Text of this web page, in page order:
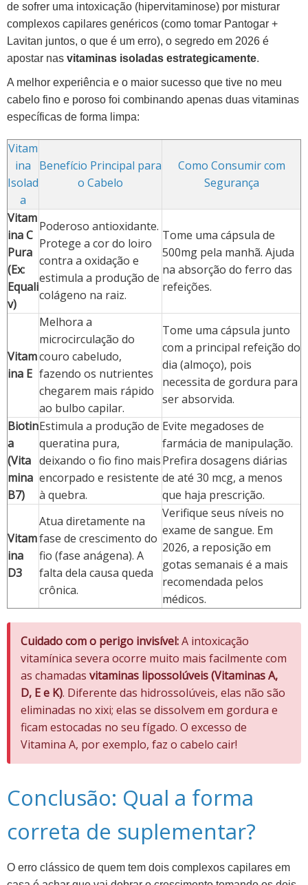
de sofrer uma intoxicação (hipervitaminose) por misturar
complexos capilares genéricos (como tomar Pantogar +
Lavitan juntos, o que é um erro), o segredo em 2026 é
apostar nas vitaminas isoladas estrategicamente.
A melhor experiência e o maior sucesso que tive no meu
cabelo fino e poroso foi combinando apenas duas vitaminas
específicas de forma limpa:
Vitam
ina
Isolad
a
Benefício Principal para
o Cabelo
Como Consumir com
Segurança
Vitam
ina C
Pura
(Ex:
Equali
v)
Poderoso antioxidante.
Protege a cor do loiro
contra a oxidação e
estimula a produção de
colágeno na raiz.
Tome uma cápsula de
500mg pela manhã. Ajuda
na absorção do ferro das
refeições.
Vitam
ina E
Melhora a
microcirculação do
couro cabeludo,
fazendo os nutrientes
chegarem mais rápido
ao bulbo capilar.
Tome uma cápsula junto
com a principal refeição do
dia (almoço), pois
necessita de gordura para
ser absorvida.
Biotin
a
(Vita
mina
B7)
Estimula a produção de
queratina pura,
deixando o fio fino mais
encorpado e resistente
à quebra.
Evite megadoses de
farmácia de manipulação.
Prefira dosagens diárias
de até 30 mcg, a menos
que haja prescrição.
Vitam
ina
D3
Atua diretamente na
fase de crescimento do
fio (fase anágena). A
falta dela causa queda
crônica.
Verifique seus níveis no
exame de sangue. Em
2026, a reposição em
gotas semanais é a mais
recomendada pelos
médicos.
Cuidado com o perigo invisível:A intoxicação
vitamínica severa ocorre muito mais facilmente com
as chamadas vitaminas lipossolúveis (Vitaminas A,
D, E e K). Diferente das hidrossolúveis, elas não são
eliminadas no xixi; elas se dissolvem em gordura e
ficam estocadas no seu fígado. O excesso de
Vitamina A, por exemplo, faz o cabelo cair!
Conclusão: Qual a forma
correta de suplementar?
O erro clássico de quem tem dois complexos capilares em